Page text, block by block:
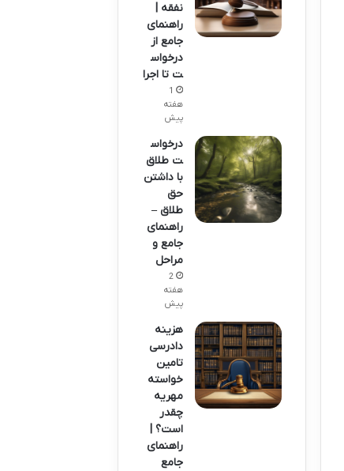
نفقه |
راهنمای
جامع از
درخواس
ت تا اجرا
1
هفته
پیش
درخواس
ت طلاق
با داشتن
حق
طلاق –
راهنمای
جامع و
مراحل
2
هفته
پیش
هزینه
دادرسی
تامین
خواسته
مهریه
چقدر
است؟ |
راهنمای
جامع